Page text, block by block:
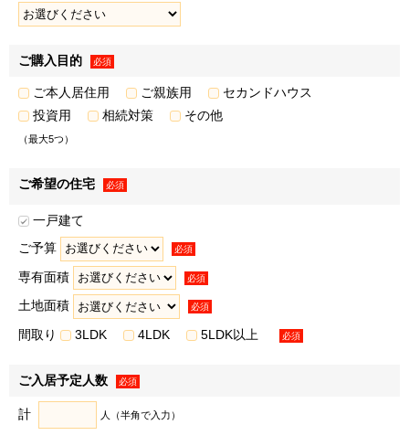
得した閲覧履歴やサービス利用履歴等の情報を分析し、お客
※3
• クーポン・サービス利用時の割引等の特典の提供
※1・※2・※3弊社または弊社のグループ各社が取得した
取引履歴等の情報を分析し、お客様の属性・興味関心等を推
話、封書葉書等、メールマガジン、またはダイレクトメール
食･住･遊･働に関わる、商品・サービスの開発・改善、ならび
に弊社および弊社のグループ各社が行うお客様によりよい商
品・サービスを提供するための市場調査などのマーケティン
＜例として、以下の利用目的が含まれます＞
• 新規事業の企画、新商品の開発、既存商品・サービスの
• アンケートの実施
ご購入目的 必須
ご本人居住用 ご親族用
セカンドハウス
投資用
相続対策 その他
（最大5つ）
ご希望の住宅 必須
一戸建て
ご予算
必須
専有面積 必須
土地面積 必須
間取り 3LDK 4LDK 5LDK以上 必須
ご入居予定人数 必須
計 人（半角で入力）